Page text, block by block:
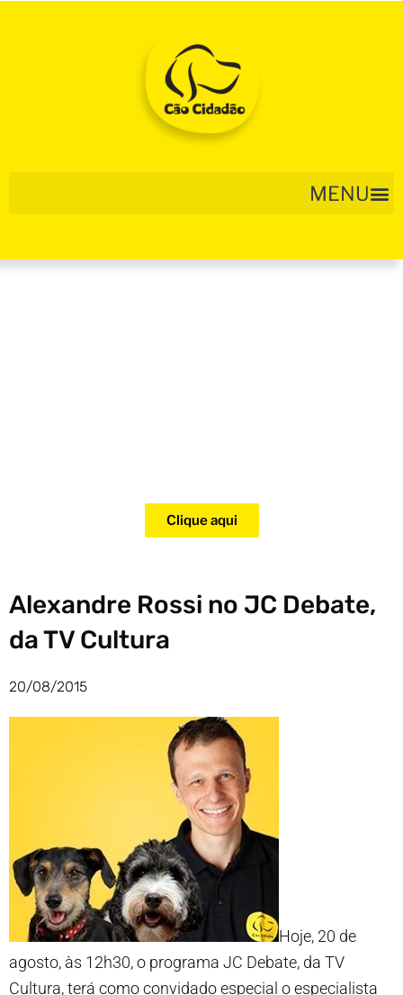
Clique aqui
Alexandre Rossi no JC Debate,
da TV Cultura
20/08/2015
Hoje, 20 de
agosto, às 12h30, o programa JC Debate, da TV
Cultura, terá como convidado especial o especialista